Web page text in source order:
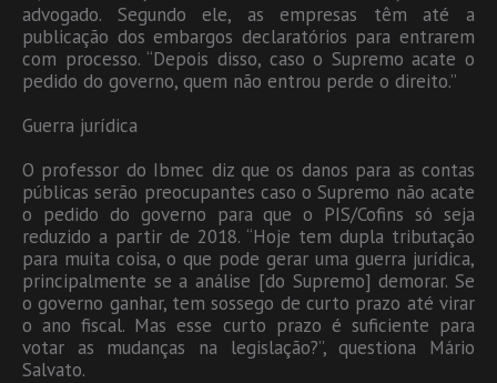
advogado. Segundo ele, as empresas têm até a
publicação dos embargos declaratórios para entrarem
com processo. “Depois disso, caso o Supremo acate o
pedido do governo, quem não entrou perde o direito.”
Guerra jurídica
O professor do Ibmec diz que os danos para as contas
públicas serão preocupantes caso o Supremo não acate
o pedido do governo para que o PIS/Cofins só seja
reduzido a partir de 2018. “Hoje tem dupla tributação
para muita coisa, o que pode gerar uma guerra jurídica,
principalmente se a análise [do Supremo] demorar. Se
o governo ganhar, tem sossego de curto prazo até virar
o ano fiscal. Mas esse curto prazo é suficiente para
votar as mudanças na legislação?”, questiona Mário
Salvato.